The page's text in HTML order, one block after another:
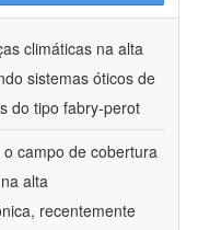
climáticas na alta
sistemas óticos de
do tipo fabry-perot
campo de cobertura
alta
recentemente